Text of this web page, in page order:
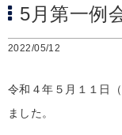
5月第一例
2022/05/12
令和４年５月１１日
ました。